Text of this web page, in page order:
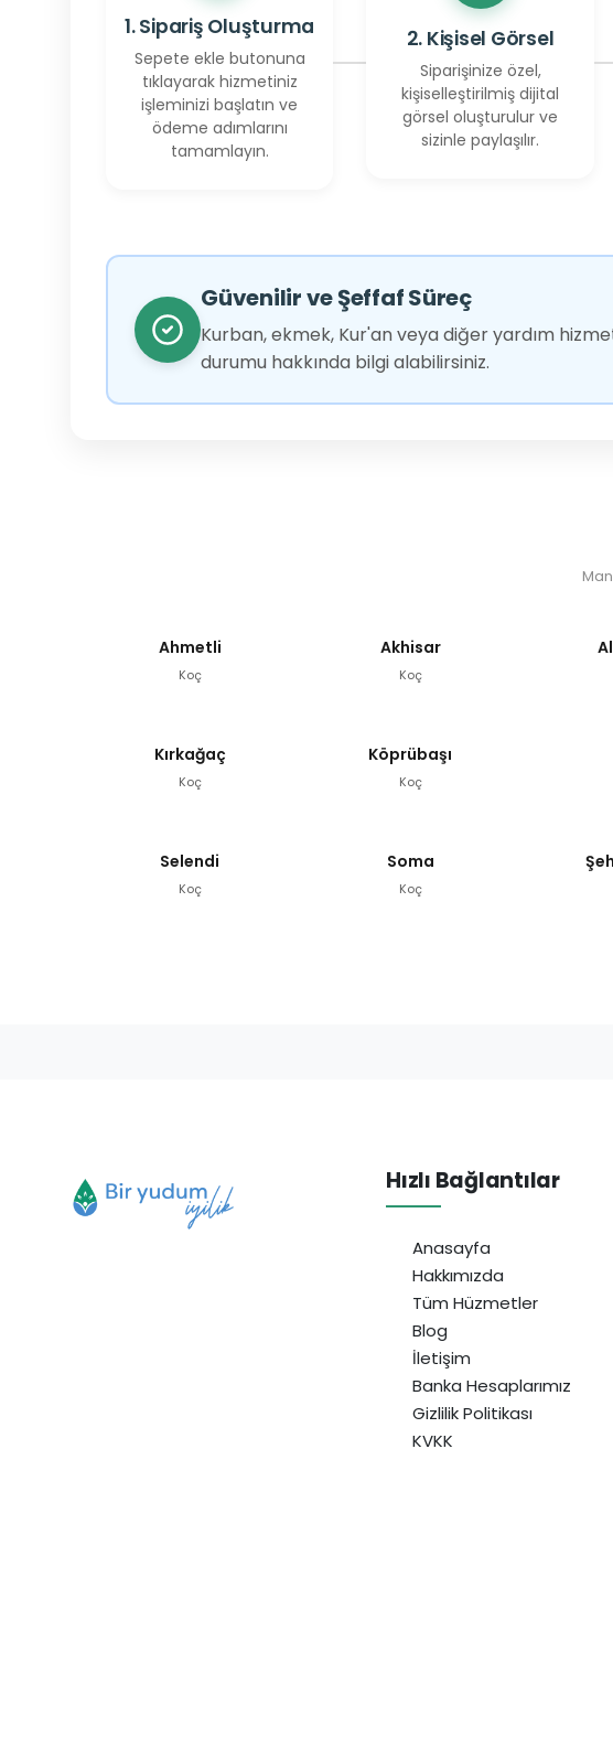
1. Sipariş Oluşturma
Sepete ekle butonuna
tıklayarak hizmetiniz
işleminizi başlatın ve
ödeme adımlarını
tamamlayın.
2. Kişisel Görsel
Siparişinize özel,
kişiselleştirilmiş dijital
görsel oluşturulur ve
sizinle paylaşılır.
Güvenilir ve Şeffaf Süreç
Kurban, ekmek, Kur'an veya diğer yardım
durumu hakkında bilgi alabilirsiniz.
Ahmetli
Koç
Akhisar
Koç
Kırkağaç
Koç
Köprübaşı
Koç
Selendi
Koç
Soma
Koç
Hızlı Bağlantılar
Anasayfa
Hakkımızda
Tüm Hüzmetler
Blog
İletişim
Banka Hesaplarımız
Gizlilik Politikası
KVKK